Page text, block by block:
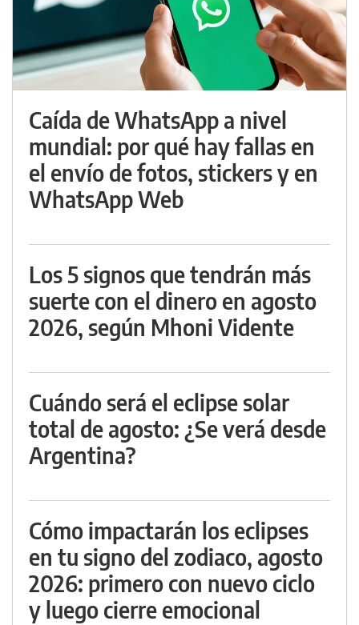
Caída de WhatsApp a nivel
mundial: por qué hay fallas en
el envío de fotos, stickers y en
WhatsApp Web
Los 5 signos que tendrán más
suerte con el dinero en agosto
2026, según Mhoni Vidente
Cuándo será el eclipse solar
total de agosto: ¿Se verá desde
Argentina?
Cómo impactarán los eclipses
en tu signo del zodiaco, agosto
2026: primero con nuevo ciclo
y luego cierre emocional